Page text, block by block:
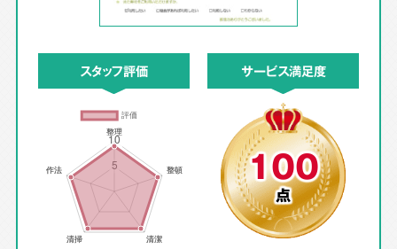
スタッフ評価 サービス満足度
100
点